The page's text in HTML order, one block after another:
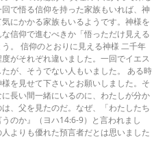
で悟る信仰を持った家族もいれば、神
にかかる家族もいるようです。神様を
信仰で進むべきか「悟っただけ見える
。 信仰のとおりに見える神様 二千年
がそれぞれ違いました。一回でイエス
が、そうでない人もいました。 ある時
を見せて下さいとお願いしました。そ
長い間一緒にいるのに、わたしが分か
、父を見たのだ。なぜ、「わたしたち
のか』（ヨハ14:6-9）と言われまし
よりも優れた預言者だとは思いました